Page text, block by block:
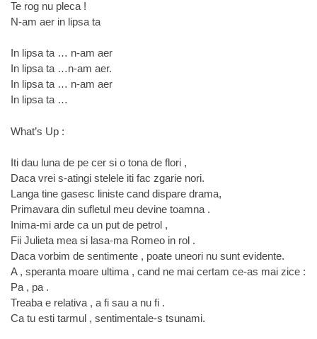
Te rog nu pleca !
N-am aer in lipsa ta
In lipsa ta … n-am aer
In lipsa ta …n-am aer.
In lipsa ta … n-am aer
In lipsa ta …
What’s Up :
Iti dau luna de pe cer si o tona de flori ,
Daca vrei s-atingi stelele iti fac zgarie nori.
Langa tine gasesc liniste cand dispare drama,
Primavara din sufletul meu devine toamna .
Inima-mi arde ca un put de petrol ,
Fii Julieta mea si lasa-ma Romeo in rol .
Daca vorbim de sentimente , poate uneori nu sunt evidente.
A , speranta moare ultima , cand ne mai certam ce-as mai zice :
Pa , pa .
Treaba e relativa , a fi sau a nu fi .
Ca tu esti tarmul , sentimentale-s tsunami.